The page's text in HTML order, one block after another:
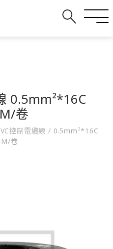
0.5mm²*16C
卷
控制電纜線/ 0.5mm²*16C
卷